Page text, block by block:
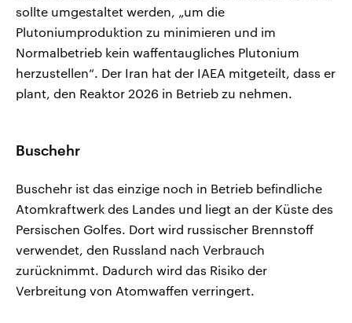
sollte umgestaltet werden, „um die
Plutoniumproduktion zu minimieren und im
Normalbetrieb ⁠kein waffentaugliches Plutonium
herzustellen“. Der Iran hat der IAEA mitgeteilt, dass er
plant, den Reaktor 2026 in Betrieb zu nehmen.
Buschehr
Buschehr ist das einzige ⁠noch in Betrieb befindliche
Atomkraftwerk des Landes und liegt ​an der Küste des
Persischen Golfes. Dort wird russischer Brennstoff
verwendet, den Russland nach Verbrauch
zurücknimmt. Dadurch wird das Risiko der
Verbreitung von Atomwaffen verringert.